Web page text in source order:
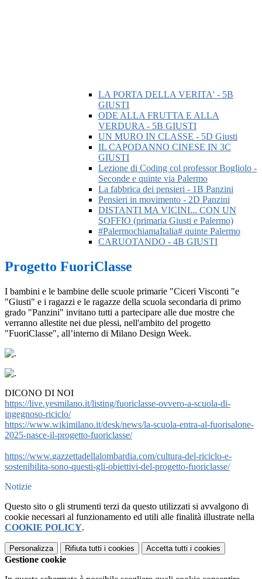
LA PORTA DELLA VERITA' - 5B
GIUSTI
ODE ALLA FRUTTA E ALLA
VERDURA - 5B GIUSTI
UN MURO IN CLASSE - 5D Giusti
IL CAPODANNO CINESE IN 3C
GIUSTI
Lezione di Coding col professor Bogliolo -
Seconde e quinte via Palermo
La fabbrica dei pensieri - 1B Panzini
Pensieri in movimento - 2D Panzini
DISTANTI MA VICINI... CON UN
SOFFIO (primaria Giusti e Palermo)
#PalermochiamaItalia# quinte Palermo
CARUOTANDO - 4B GIUSTI
Progetto FuoriClasse
I bambini e le bambine delle scuole primarie "Ciceri Visconti "e
"Giusti" e i ragazzi e le ragazze della scuola secondaria di primo
grado "Panzini" invitano tutti a partecipare alle due mostre che
verranno allestite nei due plessi, nell'ambito del progetto
"FuoriClasse", all’interno di Milano Design Week.
DICONO DI NOI
https://live.yesmilano.it/listing/fuoriclasse-ovvero-a-scuola-di-
ingegnoso-riciclo/
https://www.wikimilano.it/desk/news/la-scuola-entra-al-fuorisalone-
2025-nasce-il-progetto-fuoriclasse/
https://www.gazzettadellalombardia.com/cultura-del-riciclo-e-
sostenibilita-sono-questi-gli-obiettivi-del-progetto-fuoriclasse/
Notizie
Questo sito o gli strumenti terzi da questo utilizzati si avvalgono di
cookie necessari al funzionamento ed utili alle finalità illustrate nella
COOKIE POLICY.
Personalizza Rifiuta tutti i cookies Accetta tutti i cookies
Gestione cookie